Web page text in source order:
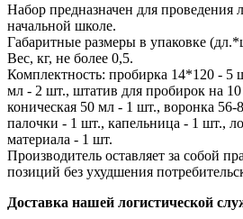
Набор предназначен для проведения
начальной школе.
Габаритные размеры в упаковке
Вес, кг, не более 0,5.
Комплектность: пробирка 14*120 - 5
мл - 2 шт., штатив для пробирок на 10
коническая 50 мл - 1 шт., воронка
палочки - 1 шт., капельница - 1 шт.,
материала - 1 шт.
Производитель оставляет за собой
позиций без ухудшения
Доставка нашей логистической